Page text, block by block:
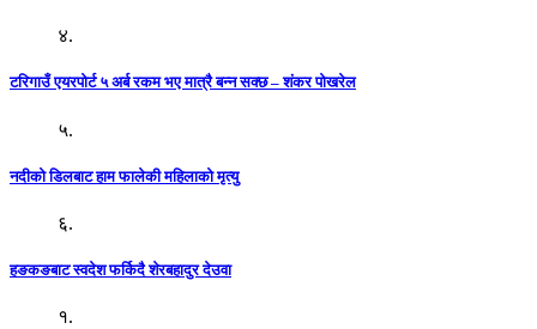
४.
टरिगाउँ एयरपोर्ट ५ अर्ब रकम भए मात्रै बन्न सक्छ – शंकर पोखरेल
५.
नदीको डिलबाट हाम फालेकी महिलाको मृत्यु
६.
हङकङबाट स्वदेश फर्किदै शेरबहादुर देउवा
१.